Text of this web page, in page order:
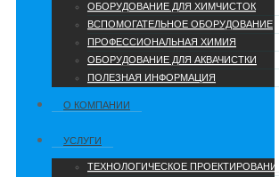
ОБОРУДОВАНИЕ ДЛЯ ХИМЧИСТОК
ВСПОМОГАТЕЛЬНОЕ ОБОРУДОВАНИЕ
ПРОФЕССИОНАЛЬНАЯ ХИМИЯ
ОБОРУДОВАНИЕ ДЛЯ АКВАЧИСТКИ
ПОЛЕЗНАЯ ИНФОРМАЦИЯ
О КОМПАНИИ
УCЛУГИ
ТЕХНОЛОГИЧЕСКОЕ ПРОЕКТИРОВАНИЕ